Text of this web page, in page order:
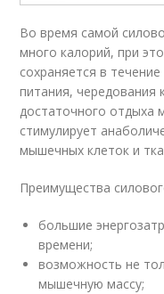
Во время самой
много калорий, при
сохраняется в
питания, чередования
достаточного отдыха
стимулирует
мышечных клеток и
Преимущества
большие
времени;
возможность не
мышечную массу;